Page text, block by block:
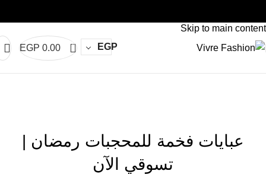
Skip to main content
EGP
0
EGP 0.00
عبايات فخمة للمحجبات رمضان |
تسوقي الآن